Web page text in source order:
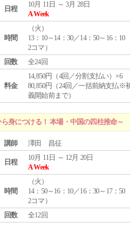
日程
10月 11日 ～ 3月 28日
A Week
時間
（火 ）
13：10～14：30／14：50～16：10
2コマ）
回数
全24回
料金
14,850円（4回／分割支払い）×6
80,850円（24回／一括前納支払※
義開始前まで）
身につける！ 本場・中国の四柱推命～
講師 澤田 昌征
日程
10月 11日 ～ 12月 20日
A Week
時間
（火 ）
14：50～16：10／16：30～17：50
2コマ）
回数
全12回